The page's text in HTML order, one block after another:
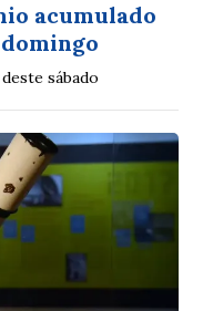
acumulado
sábado